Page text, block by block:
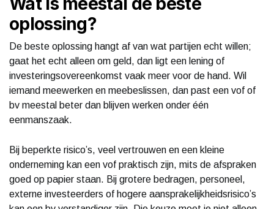
oplossing?
De beste oplossing hangt af van wat partijen echt willen;
gaat het echt alleen om geld, dan ligt een lening of
investeringsovereenkomst vaak meer voor de hand. Wil
iemand meewerken en meebeslissen, dan past een vof of
bv meestal beter dan blijven werken onder één
eenmanszaak.
Bij beperkte risico’s, veel vertrouwen en een kleine
onderneming kan een vof praktisch zijn, mits de afspraken
goed op papier staan. Bij grotere bedragen, personeel,
externe investeerders of hogere aansprakelijkheidsrisico’s